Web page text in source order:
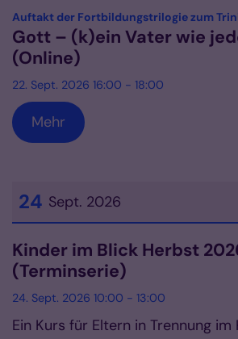
Datum: 22. September 2026
Auftakt der Fortbildungstrilogie zum
Gott – (k)ein Vater wie
(Online)
22. Sept. 2026 16:00 - 18:00
Mehr
24 Sept. 2026
Datum: 24. September 2026
Kinder im Blick Herbst
(Terminserie)
24. Sept. 2026 10:00 - 13:00
Ein Kurs für Eltern in Trennung im